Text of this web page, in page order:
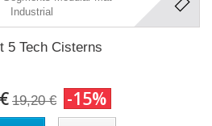
5 Tech Cisterns
19,20 € -15%